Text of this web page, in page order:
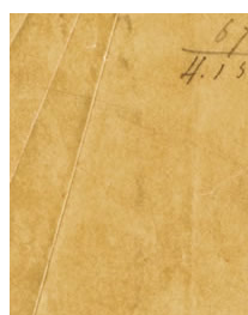
Drents Archief